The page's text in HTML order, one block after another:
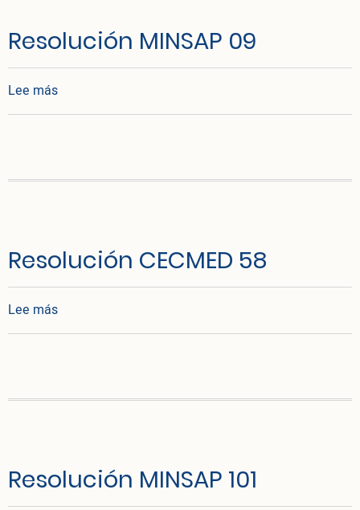
Resolución MINSAP 09
Lee mássobre Resolución MINSAP 09
Resolución CECMED 58
Lee mássobre Resolución CECMED 58
Resolución MINSAP 101